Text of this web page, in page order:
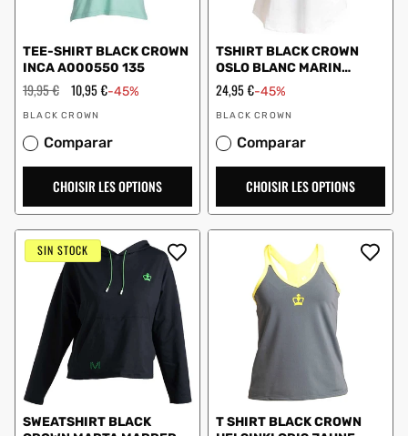
TEE-SHIRT BLACK CROWN
INCA A000550 135
Prix
régulier
19,95 € Prix
en
solde
10,95 €-45%
Vendeur
BLACK CROWN
Comparar
CHOISIR LES OPTIONS
TSHIRT BLACK CROWN
OSLO BLANC MARIN
FEMME
Prix
solde
24,95 €-45%
Vendeur
BLACK CROWN
Comparar
CHOISIR LES OPTIONS
SIN STOCK
SWEATSHIRT BLACK
T SHIRT BLACK CROWN